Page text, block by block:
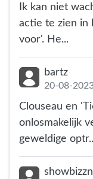
Ik kan niet
actie te zien in
voor'. He...
bartz
20-08-
Clouseau en
onlosmakelijk
geweldige